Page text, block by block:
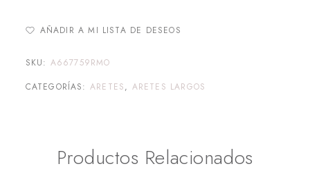
AÑADIR A MI LISTA DE DESEOS
SKU: A667759RMO
CATEGORÍAS: ARETES, ARETES LARGOS
Productos Relacionados